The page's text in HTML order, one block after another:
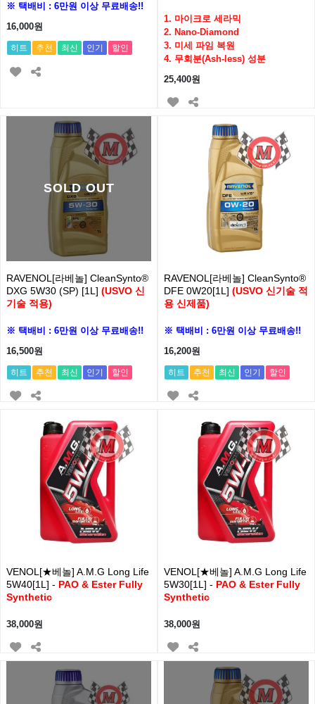
※ 택배비 : 6만원 이상 무료배송!!
16,000원
히트 추천 최신 인기 할인
1. 마이크로 세라믹
2. Nano-Diamond
3. 미세 파임 복원
4. 무회분(Ash-less) 성분
25,400원
SOLD OUT
RAVENOL[라베놀] CleanSynto®
DXG 5W30 (SP) [1L] (USVO 신
기술 적용)
※ 택배비 : 6만원 이상 무료배송!!
16,500원
히트 추천 최신 인기 할인
RAVENOL[라베놀] CleanSynto®
DFE 0W20[1L] (USVO 신기술 적
용 신제품)
※ 택배비 : 6만원 이상 무료배송!!
16,200원
히트 추천 최신 인기 할인
VENOL[★베놀] A.M.G Long Life
5W40[1L] - PAO & Ester Fully
Synthetic
38,000원
VENOL[★베놀] A.M.G Long Life
5W30[1L] - PAO & Ester Fully
Synthetic
38,000원